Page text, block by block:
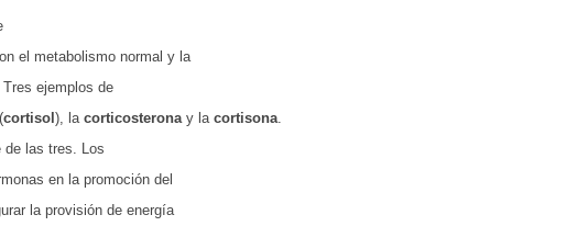
el metabo­lismo normal y la
ejemplos de
cortisol ), la corticosteronay la cortisona.
de las tres. Los
en la promoción del
la provisión de energía